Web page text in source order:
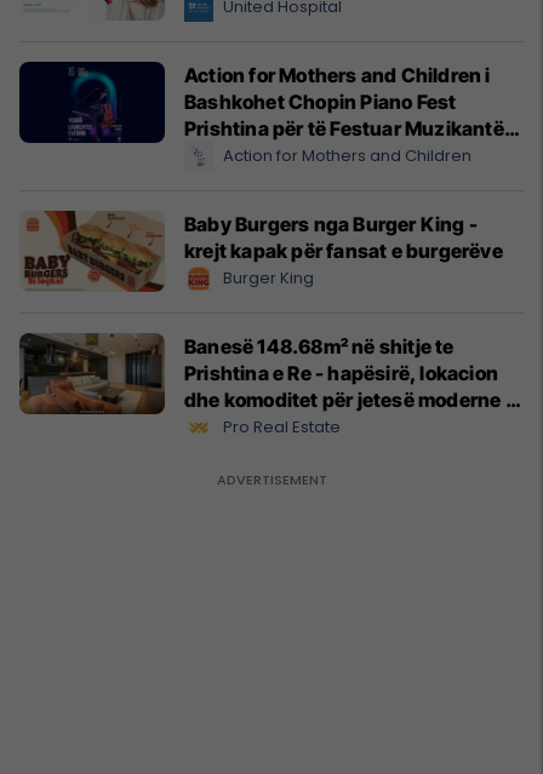
United Hospital
Action for Mothers and Children i
Bashkohet Chopin Piano Fest
Prishtina për të Festuar Muzikantët
e Rinj më 3 qershor
Action for Mothers and Children
Baby Burgers nga Burger King -
krejt kapak për fansat e burgerëve
Burger King
Banesë 148.68m² në shitje te
Prishtina e Re - hapësirë, lokacion
dhe komoditet për jetesë moderne
#13551Pro Real Estate